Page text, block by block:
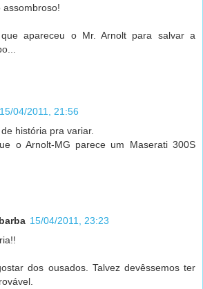
assombroso!
apareceu o Mr. Arnolt para salvar a
15/04/2011, 21:56
história pra variar.
o Arnolt-MG parece um Maserati 300S
15/04/2011, 23:23
dos ousados. Talvez devêssemos ter